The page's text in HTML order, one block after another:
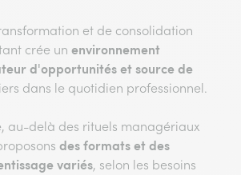
et de consolidation
crée un environnement
d'opportunités et source de
dans le quotidien professionnel.
au-delà des rituels managériaux
des formats et des
variés, selon les besoins